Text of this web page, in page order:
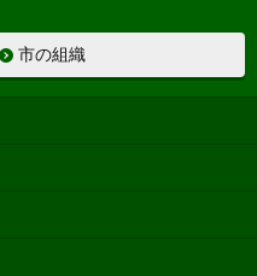
市の組織